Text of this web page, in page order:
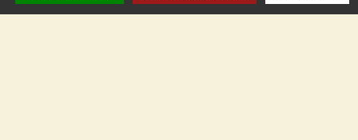
Météo France